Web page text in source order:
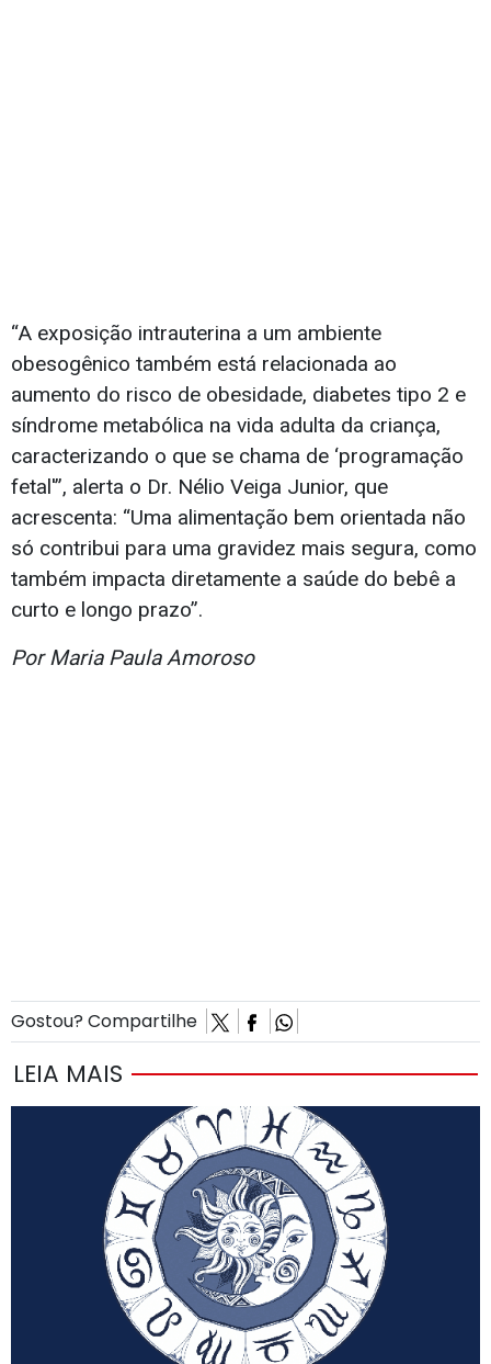
“A exposição intrauterina a um ambiente
obesogênico também está relacionada ao
aumento do risco de obesidade, diabetes tipo 2 e
síndrome metabólica na vida adulta da criança,
caracterizando o que se chama de ‘programação
fetal'”, alerta o Dr. Nélio Veiga Junior, que
acrescenta: “Uma alimentação bem orientada não
só contribui para uma gravidez mais segura, como
também impacta diretamente a saúde do bebê a
curto e longo prazo”.
Por Maria Paula Amoroso
Gostou? Compartilhe
LEIA MAIS